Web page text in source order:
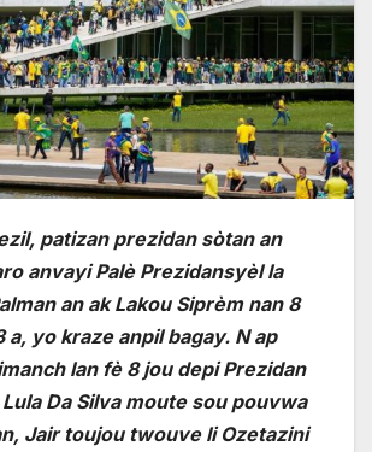
patizan prezidan sòtan an
anvayi Palè Prezidansyèl la
an ak Lakou Siprèm nan 8
yo kraze anpil bagay. N ap
lan fè 8 jou depi Prezidan
Da Silva moute sou pouvwa
Jair toujou twouve li Ozetazini